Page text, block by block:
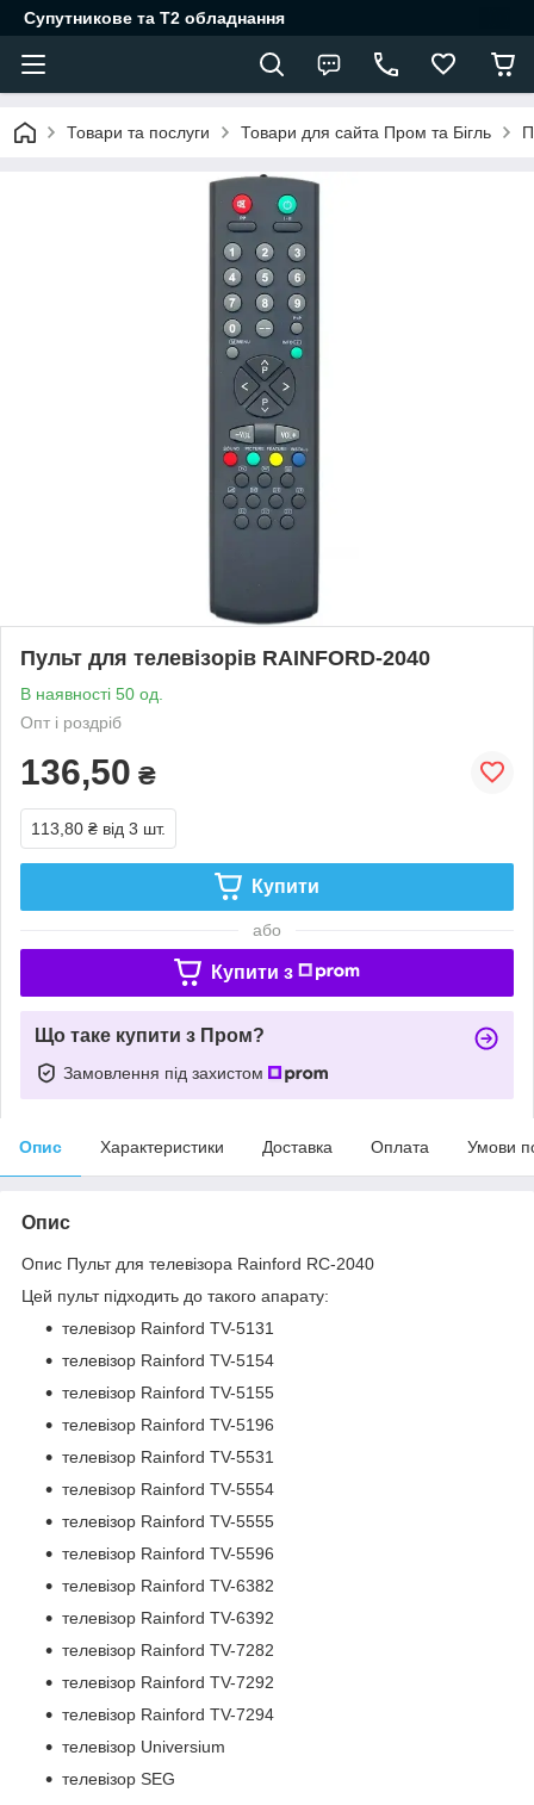
Супутникове та Т2 обладнання
Товари та послуги Товари для сайта Пром та Бігль
Пульт для телевізорів RAINFORD-2040
В наявності 50 од.
Опт і роздріб
136,50 ₴
113,80 ₴ від 3 шт.
Купити
або
Купити з
Що таке купити з Пром?
Замовлення під захистом
Опис Характеристики Доставка Оплата Умови
Опис
Опис Пульт для телевізора Rainford RC-2040
Цей пульт підходить до такого апарату:
телевізор Rainford TV-5131
телевізор Rainford TV-5154
телевізор Rainford TV-5155
телевізор Rainford TV-5196
телевізор Rainford TV-5531
телевізор Rainford TV-5554
телевізор Rainford TV-5555
телевізор Rainford TV-5596
телевізор Rainford TV-6382
телевізор Rainford TV-6392
телевізор Rainford TV-7282
телевізор Rainford TV-7292
телевізор Rainford TV-7294
телевізор Universium
телевізор SEG